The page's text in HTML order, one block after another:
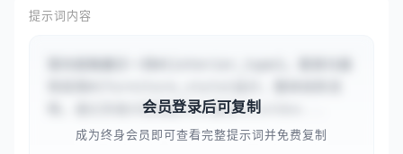
提示词内容
畅。通过多扇大玻璃窗可以看到#{outdoo...
会员登录后可复制
成为终身会员即可查看完整提示词并免费复制